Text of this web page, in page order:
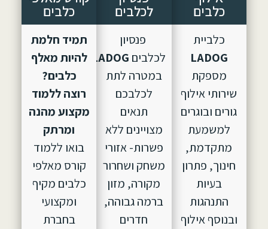
כלבים
כלביית
LADOG
מספקת
שירותי אילוף
גורים ובוגרים
למשמעת
מתקדמת,
חינוך, פתרון
בעיות
התנהגות
ובנוסף אילוף
לכלבים
פנסיון
לכלבים LADOG, הוקם
במטרה לתת
לכלבכם
תנאים
מצויינים ללא
פשרות- אזורי
משחק ושחרור
מקורה, מזון
ברמה גבוהה,
חדרים
כלבים
תמיד חלמת
להיות מאלף
כלבים?
רוצה ללמוד
מקצוע מהנה
ומרתק
בואו ללמוד
קורס מאלפי
כלבים מקיף
ומקצועי
בחברת